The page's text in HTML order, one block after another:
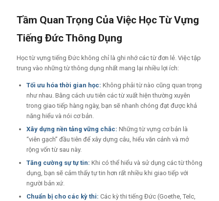
Tầm Quan Trọng Của Việc Học Từ Vựng
Tiếng Đức Thông Dụng
Học từ vựng tiếng Đức không chỉ là ghi nhớ các từ đơn lẻ. Việc tập
trung vào những từ thông dụng nhất mang lại nhiều lợi ích:
Tối ưu hóa thời gian học: Không phải từ nào cũng quan trọng
như nhau. Bằng cách ưu tiên các từ xuất hiện thường xuyên
trong giao tiếp hàng ngày, bạn sẽ nhanh chóng đạt được khả
năng hiểu và nói cơ bản.
Xây dựng nền tảng vững chắc: Những từ vựng cơ bản là
“viên gạch” đầu tiên để xây dựng câu, hiểu văn cảnh và mở
rộng vốn từ sau này.
Tăng cường sự tự tin: Khi có thể hiểu và sử dụng các từ thông
dụng, bạn sẽ cảm thấy tự tin hơn rất nhiều khi giao tiếp với
người bản xứ.
Chuẩn bị cho các kỳ thi: Các kỳ thi tiếng Đức (Goethe, Telc,